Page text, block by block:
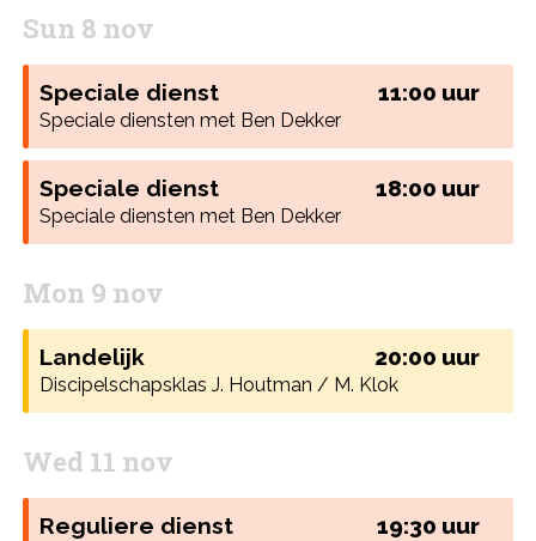
Sun 8 nov
Speciale dienst 11:00 uur
Speciale diensten met Ben Dekker
Speciale dienst 18:00 uur
Speciale diensten met Ben Dekker
Mon 9 nov
Landelijk 20:00 uur
Discipelschapsklas J. Houtman / M. Klok
Wed 11 nov
Reguliere dienst 19:30 uur